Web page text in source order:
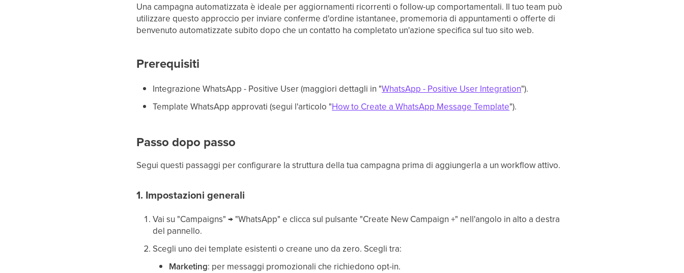
Una campagna automatizzata è ideale per aggiornamenti ricorrenti o follow-up comportamentali. Il tuo team può
utilizzare questo approccio per inviare conferme d'ordine istantanee, promemoria di appuntamenti o offerte di
benvenuto automatizzate subito dopo che un contatto ha completato un'azione specifica sul tuo sito web.
Prerequisiti
Integrazione WhatsApp - Positive User (maggiori dettagli in "WhatsApp - Positive User Integration").
Template WhatsApp approvati (segui l'articolo "How to Create a WhatsApp Message Template").
Passo dopo passo
Segui questi passaggi per configurare la struttura della tua campagna prima di aggiungerla a un workflow attivo.
1. Impostazioni generali
Vai su "Campaigns" → "WhatsApp" e clicca sul pulsante "Create New Campaign +" nell'angolo in alto a destra
del pannello.
Scegli uno dei template esistenti o creane uno da zero. Scegli tra:
Marketing: per messaggi promozionali che richiedono opt-in.